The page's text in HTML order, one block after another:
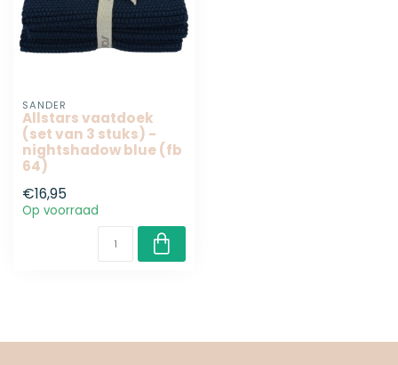
SANDER
Allstars vaatdoek
(set van 3 stuks) -
nightshadow blue (fb
64)
€16,95
Op voorraad